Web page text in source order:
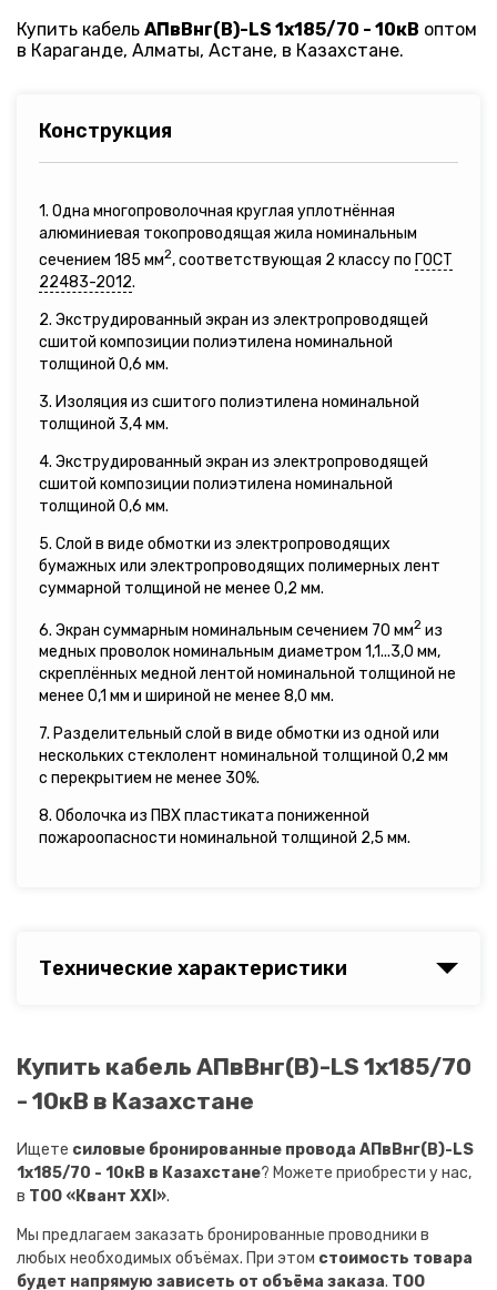
Купить кабель АПвВнг(B)-LS 1х185/70 - 10кВ оптом
в Караганде, Алматы, Астане, в Казахстане.
Конструкция
1. Одна многопроволочная круглая уплотнённая
алюминиевая токопроводящая жила номинальным
сечением 185 мм2, соответствующая 2 классу по ГОСТ
22483-2012.
2. Экструдированный экран из электропроводящей
сшитой композиции полиэтилена номинальной
толщиной 0,6 мм.
3. Изоляция из сшитого полиэтилена номинальной
толщиной 3,4 мм.
4. Экструдированный экран из электропроводящей
сшитой композиции полиэтилена номинальной
толщиной 0,6 мм.
5. Слой в виде обмотки из электропроводящих
бумажных или электропроводящих полимерных лент
суммарной толщиной не менее 0,2 мм.
6. Экран суммарным номинальным сечением 70 мм2 из
медных проволок номинальным диаметром 1,1...3,0 мм,
скреплённых медной лентой номинальной толщиной не
менее 0,1 мм и шириной не менее 8,0 мм.
7. Разделительный слой в виде обмотки из одной или
нескольких стеклолент номинальной толщиной 0,2 мм
с перекрытием не менее 30%.
8. Оболочка из ПВХ пластиката пониженной
пожароопасности номинальной толщиной 2,5 мм.
Технические характеристики
Купить кабель АПвВнг(B)-LS 1х185/70
- 10кВ в Казахстане
Ищете силовые бронированные провода АПвВнг(B)-LS
1х185/70 - 10кВ в Казахстане? Можете приобрести у нас,
в ТОО «Квант XXI».
Мы предлагаем заказать бронированные проводники в
любых необходимых объёмах. При этом стоимость товара
будет напрямую зависеть от объёма заказа. ТОО